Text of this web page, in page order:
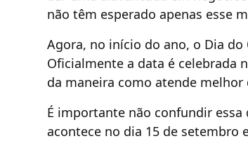
não têm esperado apenas esse
Agora, no início do ano, o Dia
Oficialmente a data é celebrada
da maneira como atende
É importante não confundir essa
acontece no dia 15 de setembro